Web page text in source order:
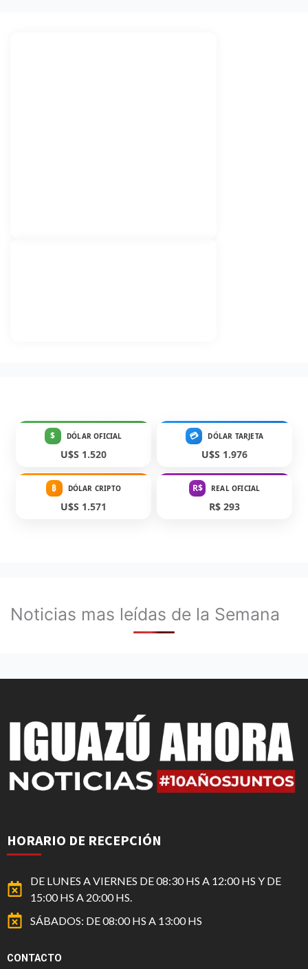
$ DÓLAR OFICIAL
U$S 1.520
💳 DÓLAR TARJETA
U$S 1.976
₿ DÓLAR CRIPTO
U$S 1.571
R$ REAL OFICIAL
R$ 293
Noticias mas leídas de la Semana
HORARIO DE RECEPCIÓN
DE LUNES A VIERNES DE 08:30 HS A 12:00 HS Y DE
15:00 HS A 20:00 HS.
SÁBADOS: DE 08:00 HS A 13:00 HS
CONTACTO